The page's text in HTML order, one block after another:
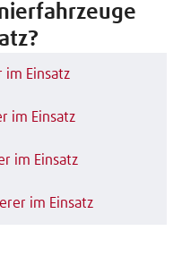
im Einsatz
im Einsatz
im Einsatz
im Einsatz